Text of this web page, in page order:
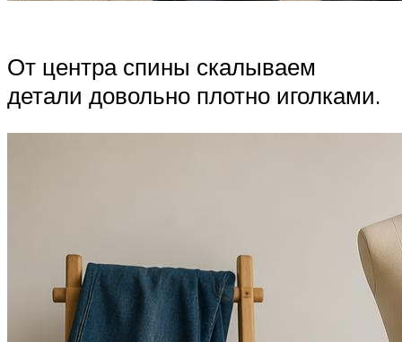
От центра спины скалываем
детали довольно плотно иголками.